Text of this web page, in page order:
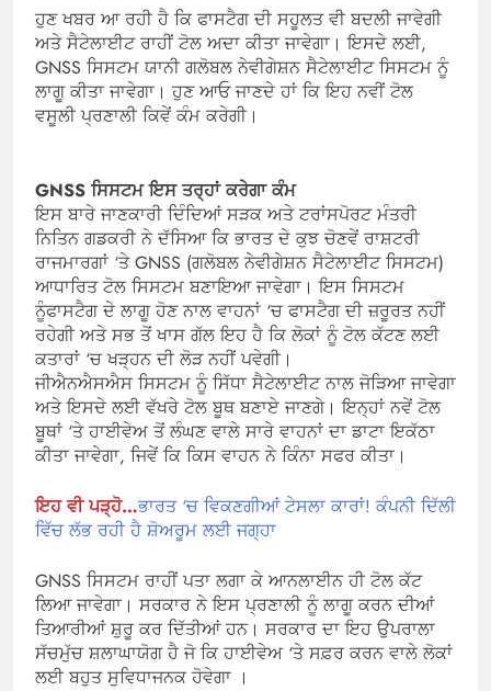
ਹੁਣ ਖਬਰ ਆ ਰਹੀ ਹੈ ਕਿ ਫਾਸਟੈਗ ਦੀ ਸਹੂਲਤ ਵੀ ਬਦਲੀ ਜਾਵੇਗੀ
ਅਤੇ ਸੈਟੇਲਾਈਟ ਰਾਹੀਂ ਟੋਲ ਅਦਾ ਕੀਤਾ ਜਾਵੇਗਾ। ਇਸਦੇ ਲਈ,
GNSS ਸਿਸਟਮ ਯਾਨੀ ਗਲੋਬਲ ਨੇਵੀਗੇਸ਼ਨ ਸੈਟੇਲਾਈਟ ਸਿਸਟਮ ਨੂੰ
ਲਾਗੂ ਕੀਤਾ ਜਾਵੇਗਾ। ਹੁਣ ਆਓ ਜਾਣਦੇ ਹਾਂ ਕਿ ਇਹ ਨਵੀਂ ਟੋਲ
ਵਸੂਲੀ ਪ੍ਰਣਾਲੀ ਕਿਵੇਂ ਕੰਮ ਕਰੇਗੀ।
GNSS ਸਿਸਟਮ ਇਸ ਤਰ੍ਹਾਂਕਰੇਗਾ ਕੰਮ
ਇਸ ਬਾਰੇ ਜਾਣਕਾਰੀ ਦਿੰਦਿਆਂ ਸੜਕ ਅਤੇ ਟਰਾਂਸਪੋਰਟ ਮੰਤਰੀ
ਨਿਤਿਨ ਗਡਕਰੀ ਨੇ ਦੱਸਿਆ ਕਿ ਭਾਰਤ ਦੇ ਕੁਝ ਚੋਣਵੇਂ ਰਾਸ਼ਟਰੀ
ਰਾਜਮਾਰਗਾਂ ‘ਤੇ GNSS (ਗਲੋਬਲ ਨੇਵੀਗੇਸ਼ਨ ਸੈਟੇਲਾਈਟ ਸਿਸਟਮ)
ਆਧਾਰਿਤ ਟੋਲ ਸਿਸਟਮ ਬਣਾਇਆ ਜਾਵੇਗਾ। ਇਸ ਸਿਸਟਮ
ਨੂੰਫਾਸਟੈਗ ਦੇ ਲਾਗੂ ਹੋਣ ਨਾਲ ਵਾਹਨਾਂ ‘ਚ ਫਾਸਟੈਗ ਦੀ ਜ਼ਰੂਰਤ ਨਹੀਂ
ਰਹੇਗੀ ਅਤੇ ਸਭ ਤੋਂ ਖਾਸ ਗੱਲ ਇਹ ਹੈ ਕਿ ਲੋਕਾਂ ਨੂੰ ਟੋਲ ਕੱਟਣ ਲਈ
ਕਤਾਰਾਂ ‘ਚ ਖੜ੍ਹਨ ਦੀ ਲੋੜ ਨਹੀਂ ਪਵੇਗੀ।
ਜੀਐਨਐਸਐਸ ਸਿਸਟਮ ਨੂੰ ਸਿੱਧਾ ਸੈਟੇਲਾਈਟ ਨਾਲ ਜੋੜਿਆ ਜਾਵੇਗਾ
ਅਤੇ ਇਸਦੇ ਲਈ ਵੱਖਰੇ ਟੋਲ ਬੂਥ ਬਣਾਏ ਜਾਣਗੇ। ਇਨ੍ਹਾਂ ਨਵੇਂ ਟੋਲ
ਬੂਥਾਂ ‘ਤੇ ਹਾਈਵੇਅ ਤੋਂ ਲੰਘਣ ਵਾਲੇ ਸਾਰੇ ਵਾਹਨਾਂ ਦਾ ਡਾਟਾ ਇਕੱਠਾ
ਕੀਤਾ ਜਾਵੇਗਾ, ਜਿਵੇਂ ਕਿ ਕਿਸ ਵਾਹਨ ਨੇ ਕਿੰਨਾ ਸਫਰ ਕੀਤਾ।
ਇਹ ਵੀ ਪੜ੍ਹੋ…ਭਾਰਤ ‘ਚ ਵਿਕਣਗੀਆਂ ਟੇਸਲਾ ਕਾਰਾਂ! ਕੰਪਨੀ ਦਿੱਲੀ
ਵਿੱਚ ਲੱਭ ਰਹੀ ਹੈ ਸ਼ੋਅਰੂਮ ਲਈ ਜਗ੍ਹਾ
GNSS ਸਿਸਟਮ ਰਾਹੀਂ ਪਤਾ ਲਗਾ ਕੇ ਆਨਲਾਈਨ ਹੀ ਟੋਲ ਕੱਟ
ਲਿਆ ਜਾਵੇਗਾ। ਸਰਕਾਰ ਨੇ ਇਸ ਪ੍ਰਣਾਲੀ ਨੂੰ ਲਾਗੂ ਕਰਨ ਦੀਆਂ
ਤਿਆਰੀਆਂ ਸ਼ੁਰੂ ਕਰ ਦਿੱਤੀਆਂ ਹਨ। ਸਰਕਾਰ ਦਾ ਇਹ ਉਪਰਾਲਾ
ਸੱਚਮੁੱਚ ਸ਼ਲਾਘਾਯੋਗ ਹੈ ਜੋ ਕਿ ਹਾਈਵੇਅ ‘ਤੇ ਸਫ਼ਰ ਕਰਨ ਵਾਲੇ ਲੋਕਾਂ
ਲਈ ਬਹੁਤ ਸੁਵਿਧਾਜਨਕ ਹੋਵੇਗਾ ।